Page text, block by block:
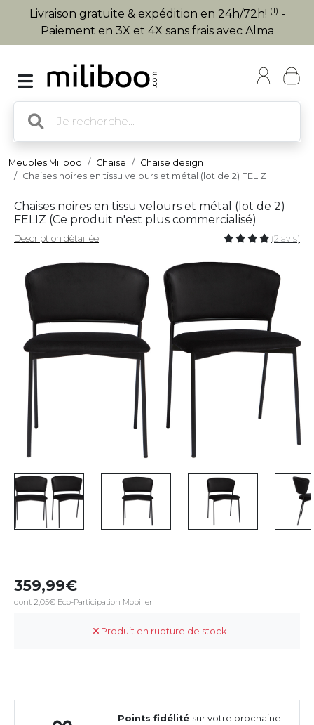
Livraison gratuite & expédition en 24h/72h! (1) -
Paiement en 3X et 4X sans frais avec Alma
Meubles Miliboo Chaise
Chaise design
Chaises noires en tissu velours et métal (lot de 2) FELIZ
Chaises noires en tissu velours et métal (lot de 2)
FELIZ (Ce produit n'est plus commercialisé)
Description détaillée (2 avis)
359,99
dont 2,05€ Eco-Participation Mobilier
Produit en rupture de stock
Points fidélité sur votre prochaine